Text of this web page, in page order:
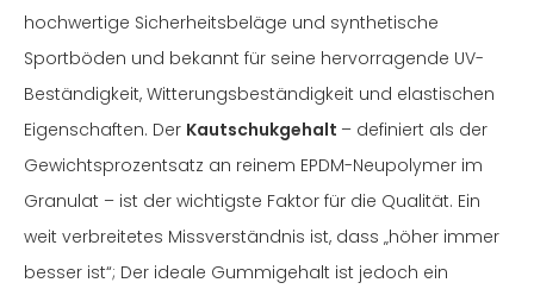
hochwertige Sicherheitsbeläge und synthetische
Sportböden und bekannt für seine hervorragende UV-
Beständigkeit, Witterungsbeständigkeit und elastischen
Eigenschaften. Der Kautschukgehalt – definiert als der
Gewichtsprozentsatz an reinem EPDM-Neupolymer im
Granulat – ist der wichtigste Faktor für die Qualität. Ein
weit verbreitetes Missverständnis ist, dass „höher immer
besser ist“; Der ideale Gummigehalt ist jedoch ein